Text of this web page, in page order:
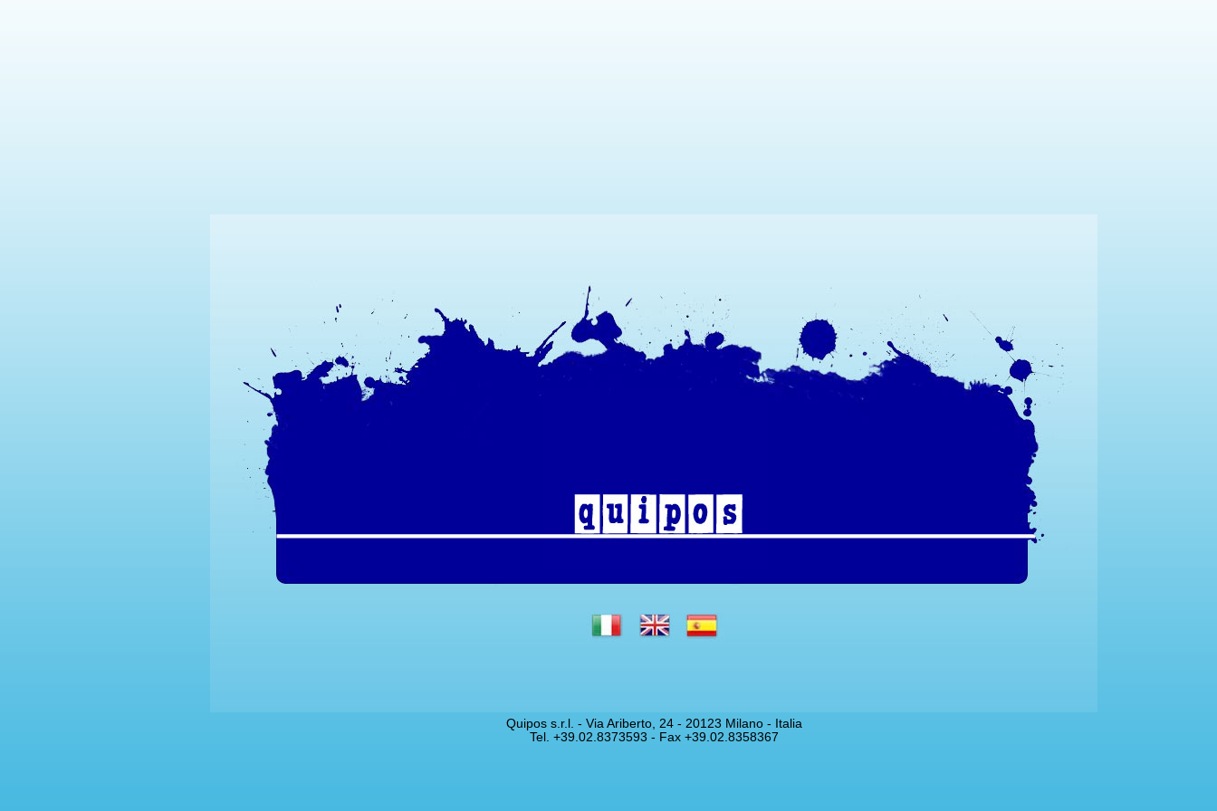
Quipos s.r.l. - Via Ariberto, 24 - 20123 Milano - Italia
Tel. +39.02.8373593 - Fax +39.02.8358367